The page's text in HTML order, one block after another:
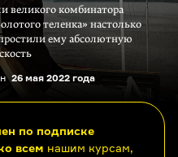
великого комбинатора
теленка» настолько
ему абсолютную
26 мая 2022 года
по подписке
всем нашим курсам,